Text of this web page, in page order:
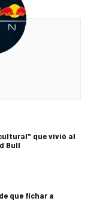
que vivió al
Bull
que fichar a